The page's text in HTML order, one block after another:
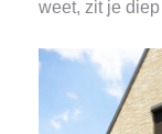
weet, zit je